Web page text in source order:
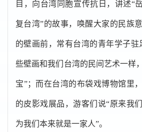
目，向台湾同胞宣传抗日，讲述“
复台湾”的故事，唤醒大家的民族
的壁画前，常有台湾的青年学子驻
些壁画和我们台湾的民间艺术一样
宝”；而在台湾的布袋戏博物馆里
的皮影戏展品，游客们说“原来我
为我们本来就是一家人”。